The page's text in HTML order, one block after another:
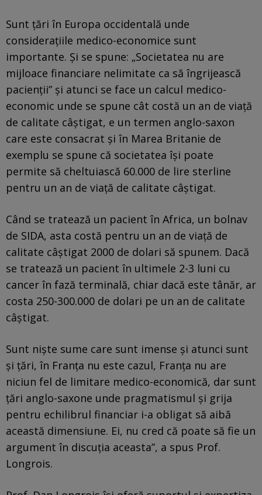
Sunt ţări în Europa occidentală unde
consideraţiile medico-economice sunt
importante. Şi se spune: „Societatea nu are
mijloace financiare nelimitate ca să îngrijească
pacienţii” şi atunci se face un calcul medico-
economic unde se spune cât costă un an de viaţă
de calitate câştigat, e un termen anglo-saxon
care este consacrat şi în Marea Britanie de
exemplu se spune că societatea îşi poate
permite să cheltuiască 60.000 de lire sterline
pentru un an de viaţă de calitate câştigat.
Când se tratează un pacient în Africa, un bolnav
de SIDA, asta costă pentru un an de viaţă de
calitate câştigat 2000 de dolari să spunem. Dacă
se tratează un pacient în ultimele 2-3 luni cu
cancer în fază terminală, chiar dacă este tânăr, ar
costa 250-300.000 de dolari pe un an de calitate
câştigat.
Sunt nişte sume care sunt imense şi atunci sunt
şi ţări, în Franţa nu este cazul, Franţa nu are
niciun fel de limitare medico-economică, dar sunt
ţări anglo-saxone unde pragmatismul şi grija
pentru echilibrul financiar i-a obligat să aibă
această dimensiune. Ei, nu cred că poate să fie un
argument în discuţia aceasta”, a spus Prof.
Longrois.